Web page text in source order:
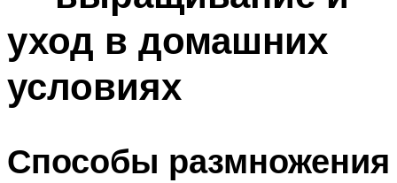
уход в домашних
условиях
Способы размножения